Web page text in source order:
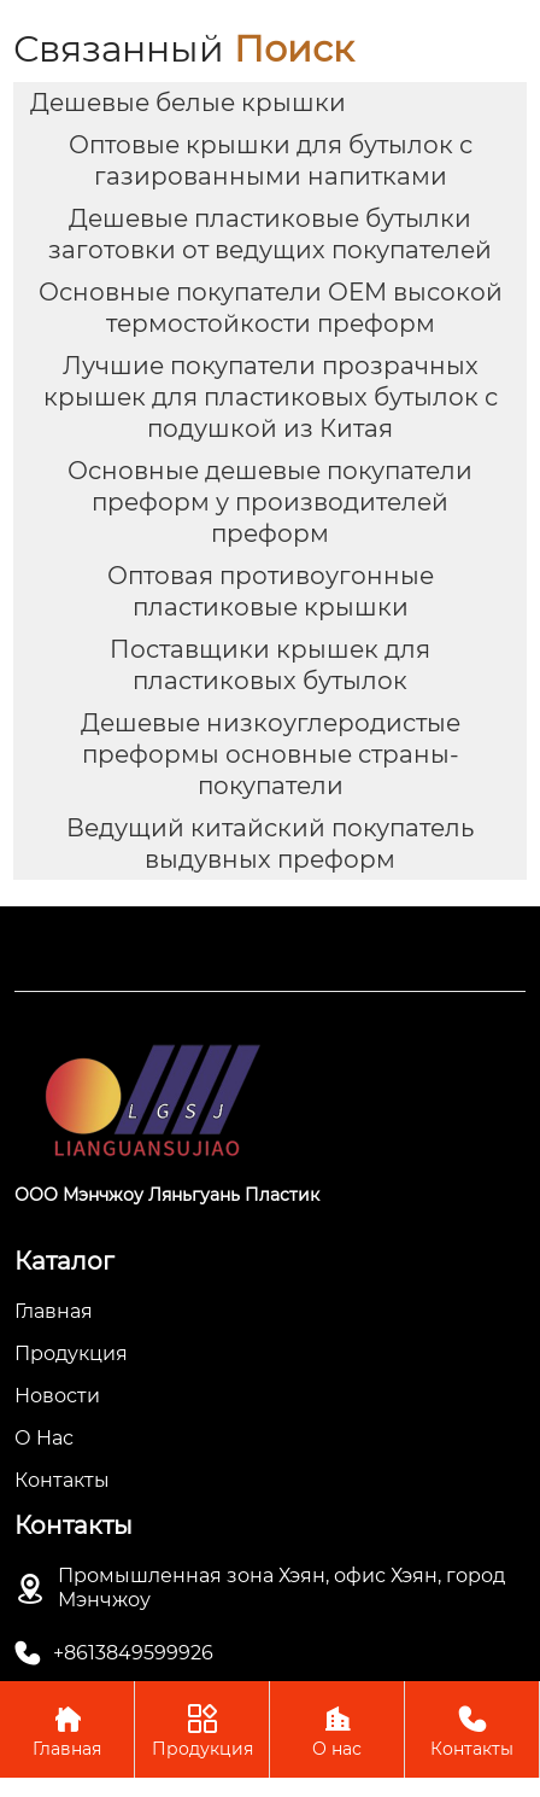
Связанный Поиск
Дешевые белые крышки
Оптовые крышки для бутылок с
газированными напитками
Дешевые пластиковые бутылки
заготовки от ведущих покупателей
Основные покупатели OEM высокой
термостойкости преформ
Лучшие покупатели прозрачных
крышек для пластиковых бутылок с
подушкой из Китая
Основные дешевые покупатели
преформ у производителей
преформ
Оптовая противоугонные
пластиковые крышки
Поставщики крышек для
пластиковых бутылок
Дешевые низкоуглеродистые
преформы основные страны-
покупатели
Ведущий китайский покупатель
выдувных преформ
ООО Мэнчжоу Ляньгуань Пластик
Каталог
Главная
Продукция
Новости
О Hас
Контакты
Контакты

Промышленная зона Хэян, офис Хэян, город
Мэнчжоу
 +8613849599926
Авторское право © ООО Мэнчжоу Ляньгуань Пластик

Главная

Продукция

О нас

Контакты